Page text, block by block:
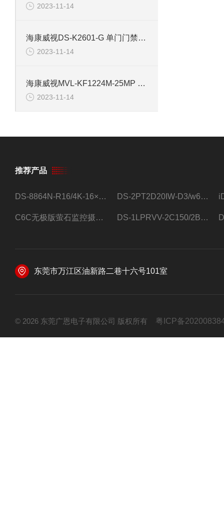
2023-11-14
海康威视DS-K2601-G 单门门禁控制主机
2023-11-14
海康威视MVL-KF1224M-25MP 2500万工业相机镜头
2023-11-14
推荐产品
DS-8864N-R16/4K-16×4T/希捷16盘位录像机 DS-2PT2D20IW-D3/w64路高清硬盘录像机
C6C无极版萤石监控摄像头 DS-1LPRVV-2C150/2B监控室外夜视高清电源线护套线200米/卷
东莞市万江区油新路二巷十六号101室
© 2026 东莞广恩电子有限公司 版权所有 粤ICP备